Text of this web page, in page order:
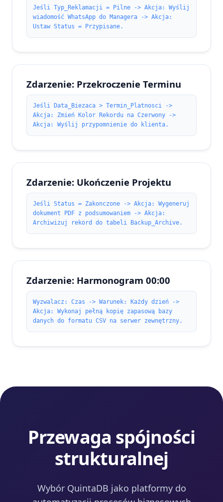
Jeśli Typ_Reklamacji = Pilne -> Akcja: Wyślij
wiadomość WhatsApp do Managera -> Akcja:
Ustaw Status = Przypisane.
Zdarzenie: Przekroczenie Terminu
Jeśli Data_Biezaca > Termin_Platnosci ->
Akcja: Zmień Kolor Rekordu na Czerwony ->
Akcja: Wyślij przypomnienie do klienta.
Zdarzenie: Ukończenie Projektu
Jeśli Status = Zakonczone -> Akcja: Wygeneruj
dokument PDF z podsumowaniem -> Akcja:
Archiwizuj rekord do tabeli Backup_Archive.
Zdarzenie: Harmonogram 00:00
Wyzwalacz: Czas -> Warunek: Każdy dzień ->
Akcja: Wykonaj pełną kopię zapasową bazy
danych do formatu CSV na serwer zewnętrzny.
Przewaga spójności
strukturalnej
Wybór QuintaDB jako platformy do